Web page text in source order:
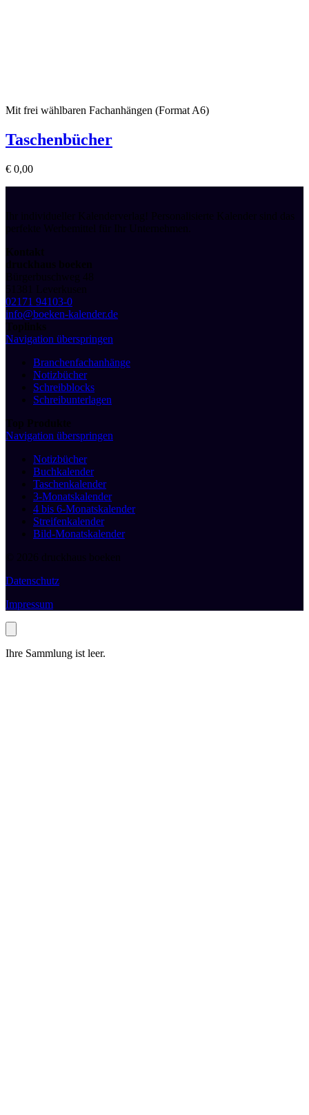
Mit frei wählbaren Fachanhängen (Format A6)
Taschenbücher
€ 0,00
Ihr individueller Kalenderverlag! Personalisierte Kalender sind das
perfekte Werbemittel für Ihr Unternehmen.
Kontakt
druckhaus boeken
Bürgerbuschweg 48
51381 Leverkusen
02171 94103-0
info@boeken-kalender.de
Toplinks
Navigation überspringen
Branchenfachanhänge
Notizbücher
Schreibblocks
Schreibunterlagen
Top Produkte
Navigation überspringen
Notizbücher
Buchkalender
Taschenkalender
3-Monatskalender
4 bis 6-Monatskalender
Streifenkalender
Bild-Monatskalender
© 2026 druckhaus boeken
Datenschutz
Impressum
Ihre Sammlung ist leer.